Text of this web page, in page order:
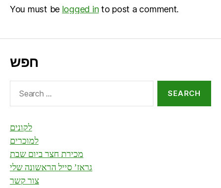
You must be logged in to post a comment.
חפש
לקונים
למוכרים
מכירת חצר ביום שבת
גראז’ סייל הראשונה שלי
צור קשר